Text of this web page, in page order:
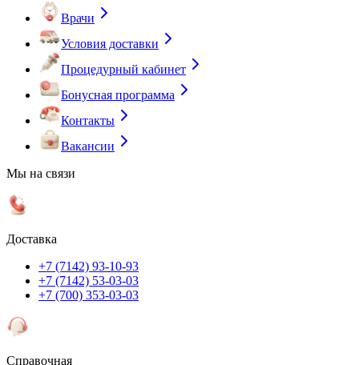
Врачи
Условия доставки
Процедурный кабинет
Бонусная программа
Контакты
Вакансии
Мы на связи
Доставка
+7 (7142) 93-10-93
+7 (7142) 53-03-03
+7 (700) 353-03-03
Справочная